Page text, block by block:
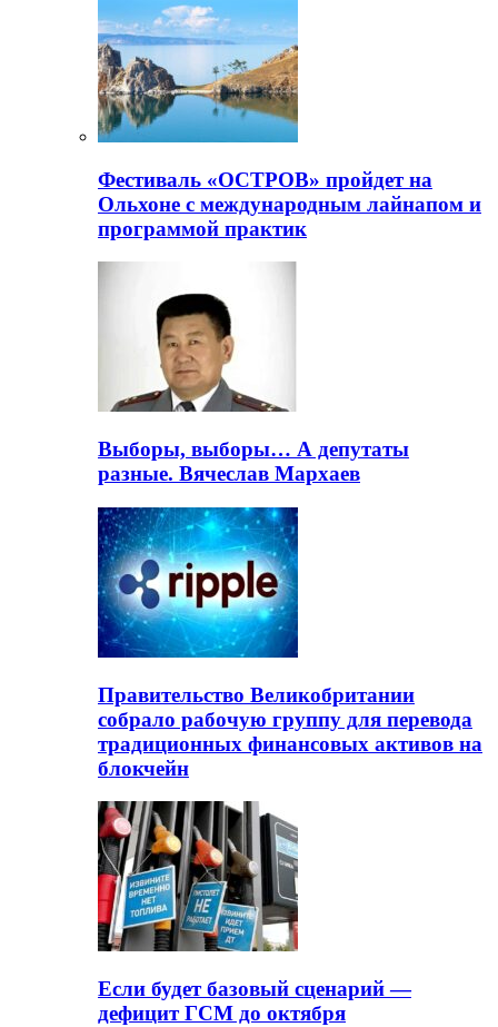
Фестиваль «ОСТРОВ» пройдет на
Ольхоне с международным лайнапом и
программой практик
Выборы, выборы… А депутаты
разные. Вячеслав Мархаев
Правительство Великобритании
собрало рабочую группу для перевода
традиционных финансовых активов на
блокчейн
Если будет базовый сценарий —
дефицит ГСМ до октября